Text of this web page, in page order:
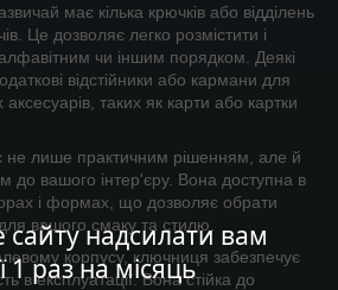
сайту надсилати вам
1 раз на місяць
має кілька крючків або відділень
Це дозволяє легко розмістити і
алфавітним чи іншим порядком. Деякі
відстійники або кармани для
таких як карти або картки
не лише практичним рішенням, але й
до вашого інтер'єру. Вона доступна в
і формах, що дозволяє обрати
вашого смаку та стилю.
корпусу, ключниця забезпечує
в експлуатації. Вона стійка до